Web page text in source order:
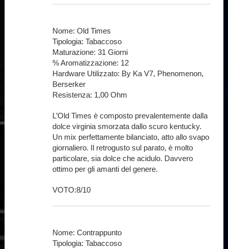
Nome: Old Times
Tipologia: Tabaccoso
Maturazione: 31 Giorni
% Aromatizzazione: 12
Hardware Utilizzato: By Ka V7, Phenomenon,
Berserker
Resistenza: 1,00 Ohm
L’Old Times è composto prevalentemente dalla
dolce virginia smorzata dallo scuro kentucky.
Un mix perfettamente bilanciato, atto allo svapo
giornaliero. Il retrogusto sul parato, è molto
particolare, sia dolce che acidulo. Davvero
ottimo per gli amanti del genere.
VOTO:8/10
Nome: Contrappunto
Tipologia: Tabaccoso